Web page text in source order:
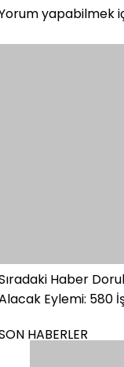
yapabilmek
Haber
Eylemi: 580
HABERLER